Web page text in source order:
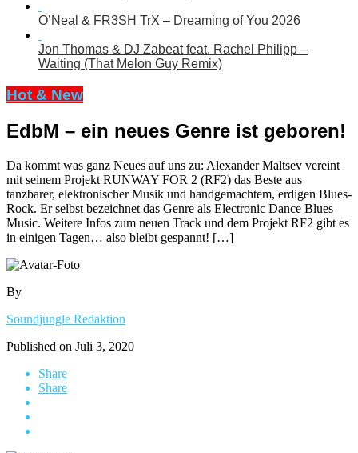
O’Neal & FR3SH TrX – Dreaming of You 2026
Jon Thomas & DJ Zabeat feat. Rachel Philipp –
Waiting (That Melon Guy Remix)
Hot & New
EdbM – ein neues Genre ist geboren!
Da kommt was ganz Neues auf uns zu: Alexander Maltsev vereint
mit seinem Projekt RUNWAY FOR 2 (RF2) das Beste aus
tanzbarer, elektronischer Musik und handgemachtem, erdigen Blues-
Rock. Er selbst bezeichnet das Genre als Electronic Dance Blues
Music. Weitere Infos zum neuen Track und dem Projekt RF2 gibt es
in einigen Tagen… also bleibt gespannt! […]
By
Soundjungle Redaktion
Published on Juli 3, 2020
Share
Share